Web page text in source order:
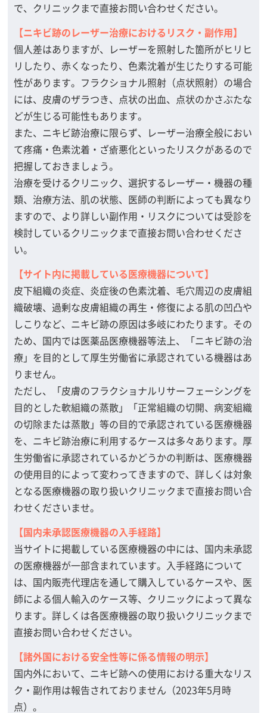
で、クリニックまで直接お問い合わせください。
【ニキビ跡のレーザー治療におけるリスク・副作用】
個人差はありますが、レーザーを照射した箇所がヒリヒ
リしたり、赤くなったり、色素沈着が生じたりする可能
性があります。フラクショナル照射（点状照射）の場合
には、皮膚のザラつき、点状の出血、点状のかさぶたな
どが生じる可能性もあります。
また、ニキビ跡治療に限らず、レーザー治療全般におい
て疼痛・色素沈着・ざ瘡悪化といったリスクがあるので
把握しておきましょう。
治療を受けるクリニック、選択するレーザー・機器の種
類、治療方法、肌の状態、医師の判断によっても異なり
ますので、より詳しい副作用・リスクについては受診を
検討しているクリニックまで直接お問い合わせくださ
い。
【サイト内に掲載している医療機器について】
皮下組織の炎症、炎症後の色素沈着、毛穴周辺の皮膚組
織破壊、過剰な皮膚組織の再生・修復による肌の凹凸や
しこりなど、ニキビ跡の原因は多岐にわたります。その
ため、国内では医薬品医療機器等法上、「ニキビ跡の治
療」を目的として厚生労働省に承認されている機器はあ
りません。
ただし、「皮膚のフラクショナルリサーフェーシングを
目的とした軟組織の蒸散」「正常組織の切開、病変組織
の切除または蒸散」等の目的で承認されている医療機器
を、ニキビ跡治療に利用するケースは多々あります。厚
生労働省に承認されているかどうかの判断は、医療機器
の使用目的によって変わってきますので、詳しくは対象
となる医療機器の取り扱いクリニックまで直接お問い合
わせくださいませ。
【国内未承認医療機器の入手経路】
当サイトに掲載している医療機器の中には、国内未承認
の医療機器が一部含まれています。入手経路について
は、国内販売代理店を通して購入しているケースや、医
師による個人輸入のケース等、クリニックによって異な
ります。詳しくは各医療機器の取り扱いクリニックまで
直接お問い合わせください。
【諸外国における安全性等に係る情報の明示】
国内外において、ニキビ跡への使用における重大なリス
ク・副作用は報告されておりません（2023年5月時
点）。